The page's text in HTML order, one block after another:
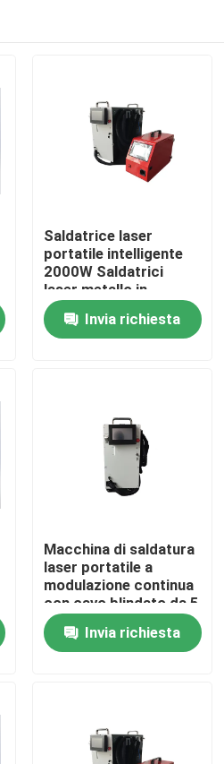
Saldatrice laser
portatile intelligente
2000W Saldatrici
laser metallo in
acciaio inossidabile
Invia richiesta
Macchina di saldatura
laser portatile a
modulazione continua
con cavo blindato da 5
m M2 1.3 20um
Invia richiesta